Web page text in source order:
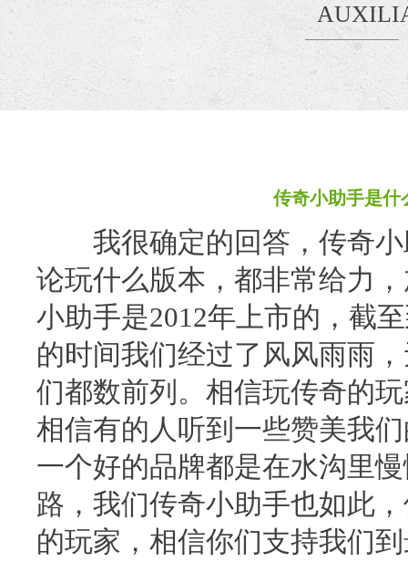
传奇小助手是什
我很确定的回答， 传奇
论玩什么版本，都非常给力
小助手是2012年上市的，截
的时间我们经过了风风雨雨
们都数前列。相信玩传奇的
相信有的人听到一些赞美我
一个好的品牌都是在水沟里
路，我们传奇小助手也如此
的玩家，相信你们支持我们